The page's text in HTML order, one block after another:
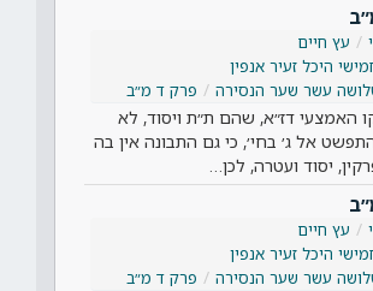
עץ חיים
היכל זעיר אנפין
עשר שער הנסירה
פרק ד מ״ב
האמצעי דז״א, שהם ת״ת ויסוד, לא
אל ג׳ בחי׳, כי גם התבונה אין בה
יסוד ועטרה, לכן…
עץ חיים
היכל זעיר אנפין
עשר שער הנסירה
פרק ד מ״ב